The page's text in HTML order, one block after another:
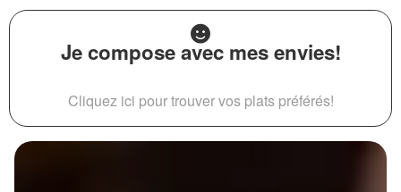
Je compose avec mes envies!
Cliquez ici pour trouver vos plats préférés!